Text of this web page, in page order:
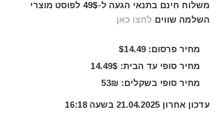
משלוח חינם בתנאי הגעה ל-49$ לפוסט מוצרי
השלמה שווים לחצו כאן
מחיר פרסום: $14.49
מחיר סופי עד הבית: 14.49$
מחיר סופי בשקלים: 53₪
עדכון אחרון 21.04.2025 בשעה 16:18